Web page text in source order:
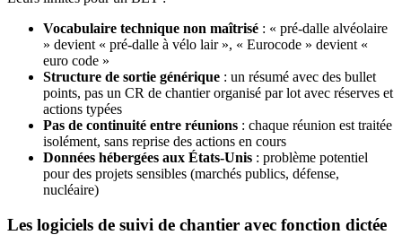
Vocabulaire technique non maîtrisé : « pré-dalle alvéolaire
» devient « pré-dalle à vélo lair », « Eurocode » devient «
euro code »
Structure de sortie générique : un résumé avec des bullet
points, pas un CR de chantier organisé par lot avec réserves et
actions typées
Pas de continuité entre réunions : chaque réunion est traitée
isolément, sans reprise des actions en cours
Données hébergées aux États-Unis : problème potentiel
pour des projets sensibles (marchés publics, défense,
nucléaire)
Les logiciels de suivi de chantier avec fonction dictée